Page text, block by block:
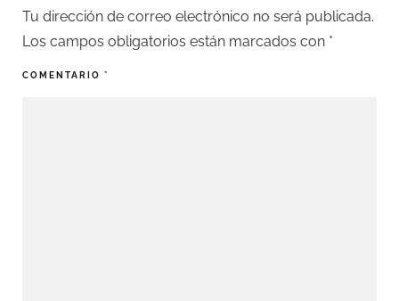
Tu dirección de correo electrónico no será publicada.
Los campos obligatorios están marcados con *
COMENTARIO *